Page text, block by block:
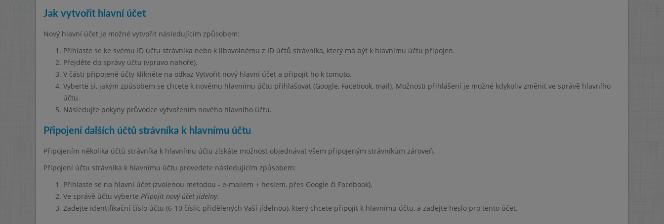
Jak vytvořit hlavní účet
Nový hlavní účet je možné vytvořit následujícím způsobem:
Přihlaste se ke svému ID účtu strávníka nebo k libovolnému z ID účtů strávníka, který má být k hlavnímu účtu připojen.
Přejděte do správy účtu (vpravo nahoře).
V části připojené účty klikněte na odkaz Vytvořit nový hlavní účet a připojit ho k tomuto.
Vyberte si, jakým způsobem se chcete k novému hlavnímu účtu přihlašovat (Google, Facebook, mail). Možnosti přihlášení je možné kdykoliv změnit ve správě hlavního
účtu.
Následujte pokyny průvodce vytvořením nového hlavního účtu.
Připojení dalších účtů strávníka k hlavnímu účtu
Připojením několika účtů strávníka k hlavnímu účtu získáte možnost objednávat všem připojeným strávníkům zároveň.
Připojení účtu strávníka k hlavnímu účtu provedete následujícím způsobem:
Přihlaste se na hlavní účet (zvolenou metodou - e-mailem + heslem, přes Google či Facebook).
Ve správě účtu vyberte Připojit nový účet jídelny.
Zadejte identifikační číslo účtu (6-10 číslic přidělených Vaší jídelnou), který chcete připojit k hlavnímu účtu, a zadejte heslo pro tento účet.